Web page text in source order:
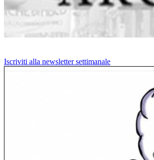
Iscriviti alla newsletter settimanale